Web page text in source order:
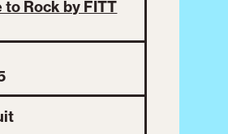
to Rock by FITT